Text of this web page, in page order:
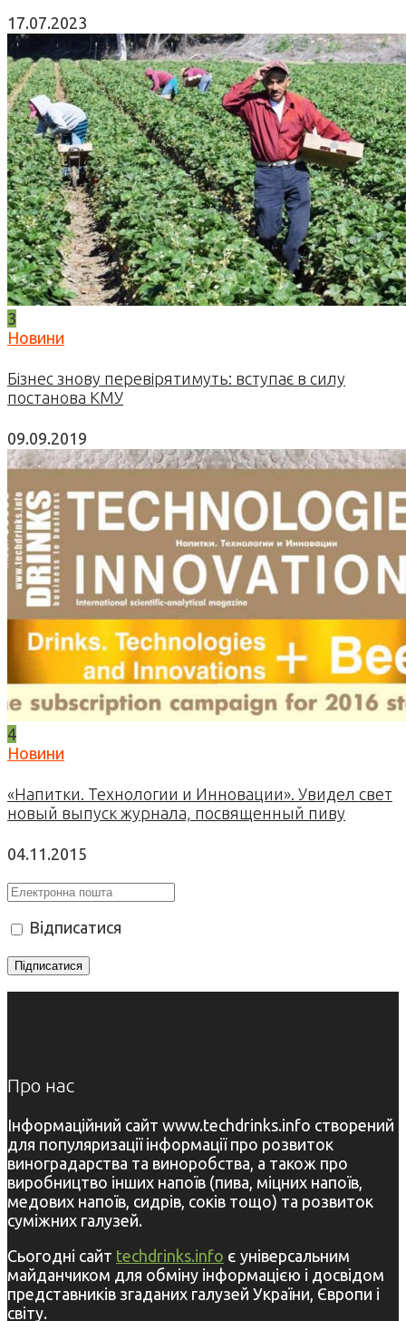
17.07.2023
3
Новини
Бізнес знову перевірятимуть: вступає в силу
постанова КМУ
09.09.2019
4
Новини
«Напитки. Технологии и Инновации». Увидел свет
новый выпуск журнала, посвященный пиву
04.11.2015
Відписатися
Про нас
Інформаційний сайт www.techdrinks.info створений
для популяризації інформації про розвиток
виноградарства та виноробства, а також про
виробництво інших напоїв (пива, міцних напоїв,
медових напоїв, сидрів, соків тощо) та розвиток
суміжних галузей.
Сьогодні сайт techdrinks.info є універсальним
майданчиком для обміну інформацією і досвідом
представників згаданих галузей України, Європи і
світу.